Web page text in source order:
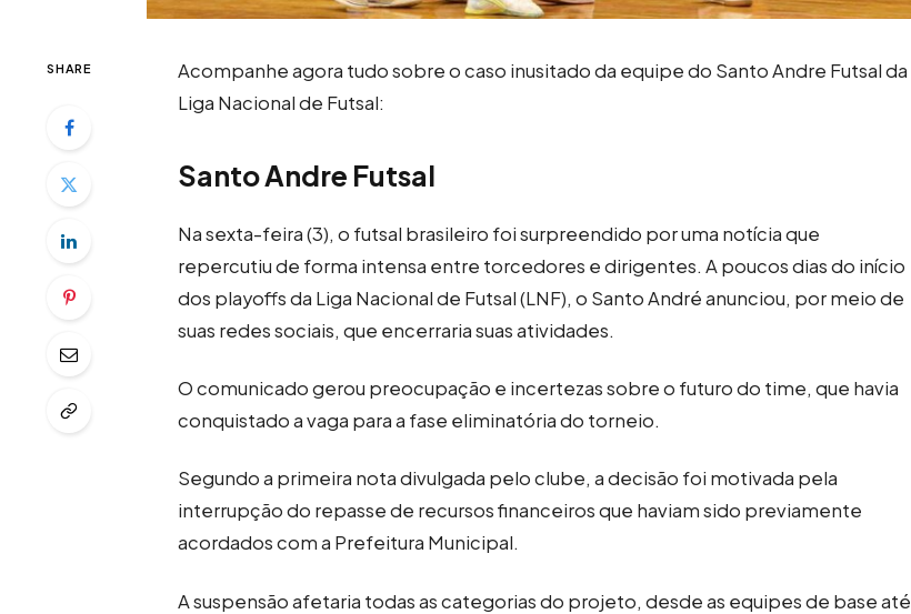
SHARE
Acompanhe agora tudo sobre o caso inusitado da equipe do Santo Andre Futsal da
Liga Nacional de Futsal:
Santo Andre Futsal
Na sexta-feira (3), o futsal brasileiro foi surpreendido por uma notícia que
repercutiu de forma intensa entre torcedores e dirigentes. A poucos dias do início
dos playoffs da Liga Nacional de Futsal (LNF), o Santo André anunciou, por meio de
suas redes sociais, que encerraria suas atividades.
O comunicado gerou preocupação e incertezas sobre o futuro do time, que havia
conquistado a vaga para a fase eliminatória do torneio.
Segundo a primeira nota divulgada pelo clube, a decisão foi motivada pela
interrupção do repasse de recursos financeiros que haviam sido previamente
acordados com a Prefeitura Municipal.
A suspensão afetaria todas as categorias do projeto, desde as equipes de base até